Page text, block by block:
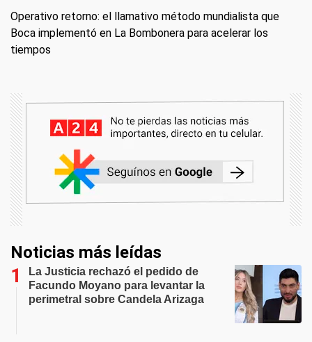
Operativo retorno: el llamativo método mundialista que
Boca implementó en La Bombonera para acelerar los
tiempos
Noticias más leídas
La Justicia rechazó el pedido de
Facundo Moyano para levantar la
perimetral sobre Candela Arizaga